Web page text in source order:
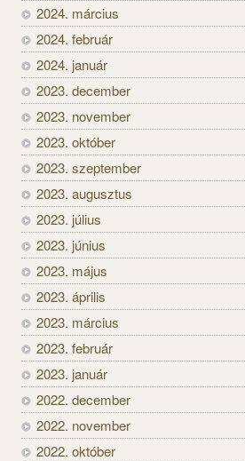
2024. március
2024. február
2024. január
2023. december
2023. november
2023. október
2023. szeptember
2023. augusztus
2023. július
2023. június
2023. május
2023. április
2023. március
2023. február
2023. január
2022. december
2022. november
2022. október